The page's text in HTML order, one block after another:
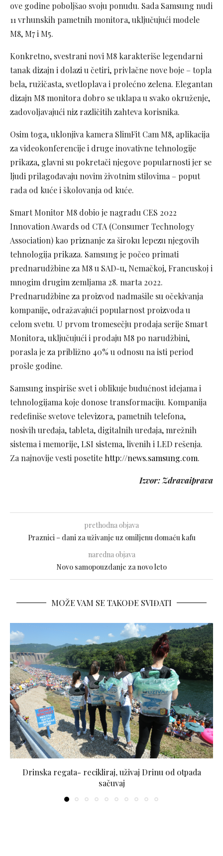
ove godine poboljšao svoju ponudu. Sada Samsung nudi
11 vrhunskih pametnih monitora, uključujući modele
M8, M7 i M5.
Konkretno, svestrani novi M8 karakteriše legendarni
tanak dizajn i dolazi u četiri, privlačne nove boje – topla
bela, ružičasta, svetloplava i prolećno zelena. Elegantan
dizajn M8 monitora dobro se uklapa u svako okruženje,
zadovoljavajući niz različitih zahteva korisnika.
Osim toga, uklonjiva kamera SlimFit Cam M8, aplikacija
za videokonferencije i druge inovativne tehnologije
prikaza, glavni su pokretači njegove popularnosti jer se
ljudi prilagođavaju novim životnim stilovima – poput
rada od kuće i školovanja od kuće.
Smart Monitor M8 dobio je nagradu CES 2022
Innovation Awards od CTA (Consumer Technology
Association) kao priznanje za široku lepezu njegovih
tehnologija prikaza. Samsung je počeo primati
prednarudžbine za M8 u SAD-u, Nemačkoj, Francuskoj i
mnogim drugim zemljama 28. marta 2022.
Prednarudžbine za proizvod nadmašile su očekivanja
kompanije, odražavajući popularnost proizvoda u
celom svetu. U prvom tromesečju prodaja serije Smart
Monitora, uključujući i prodaju M8 po narudžbini,
porasla je za približno 40% u odnosu na isti period
prošle godine.
Samsung inspiriše svet i oblikuje budućnost idejama i
tehnologijama koje donose transformaciju. Kompanija
redefiniše svetove televizora, pametnih telefona,
nosivih uređaja, tableta, digitalnih uređaja, mrežnih
sistema i memorije, LSI sistema, livenih i LED rešenja.
Za najnovije vesti posetite http://news.samsung.com.
Izvor: Zdravaiprava
prethodna objava
Praznici – dani za uživanje uz omiljenu domaću kafu
naredna objava
Novo samopouzdanje za novo leto
MOŽE VAM SE TAKOĐE SVIĐATI
Drinska regata- recikliraj, uživaj Drinu od otpada
sačuvaj